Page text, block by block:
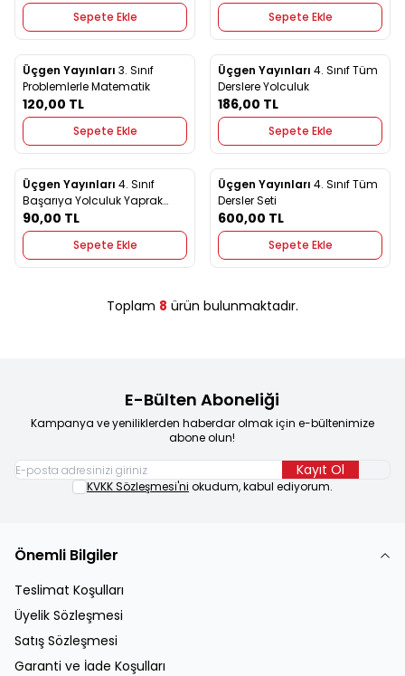
Sepete Ekle Sepete Ekle
Yeni
Favorilere Ekle
Üçgen Yayınları 3. Sınıf
Problemlerle Matematik
120,00 TL
Sepete Ekle
Yeni
Favorilere Ekle
Üçgen Yayınları 4. Sınıf Tüm
Derslere Yolculuk
186,00 TL
Sepete Ekle
Yeni
Favorilere Ekle
Üçgen Yayınları 4. Sınıf
Başarıya Yolculuk Yaprak
Testleri
90,00 TL
Sepete Ekle
Yeni
Favorilere Ekle
Üçgen Yayınları 4. Sınıf Tüm
Dersler Seti
600,00 TL
Sepete Ekle
Toplam 8 ürün bulunmaktadır.
E-Bülten Aboneliği
Kampanya ve yeniliklerden haberdar olmak için e-bültenimize
abone olun!
Kayıt Ol
KVKK Sözleşmesi'ni okudum, kabul ediyorum.
Önemli Bilgiler
Teslimat Koşulları
Üyelik Sözleşmesi
Satış Sözleşmesi
Garanti ve İade Koşulları